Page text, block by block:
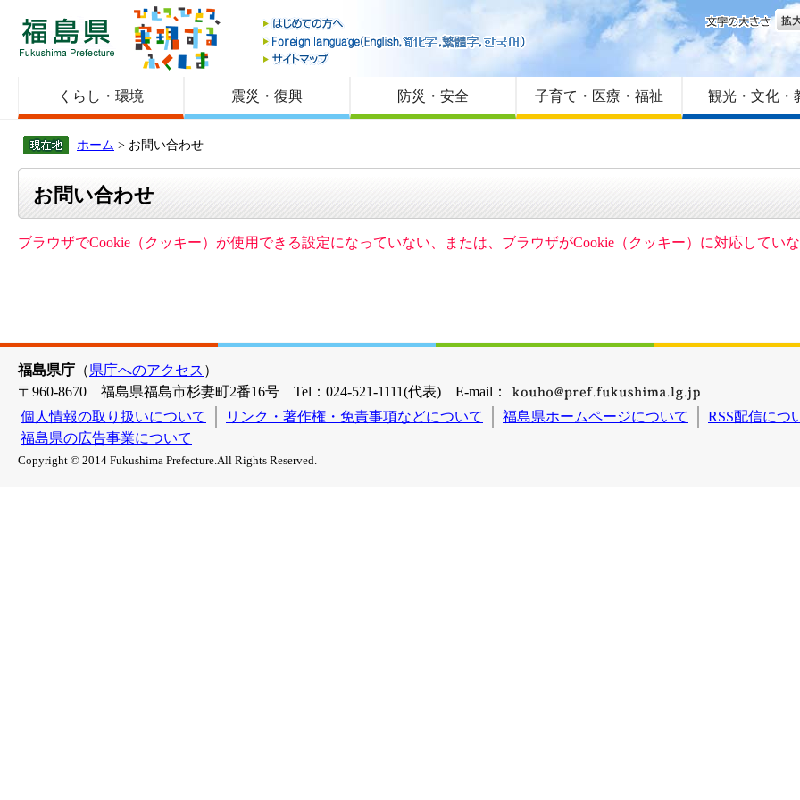
福島県
はじめての方へ
Foreign language
サイトマップ
文字
くらし・環境 震災・復興 防災・安全 子育て・医療・福祉 観光・文化・
ホーム > お問い合わせ
お問い合わせ
ブラウザでCookie（クッキー）が使用できる設定になっていない、または、ブラウザがCookie（クッキー）に対応してい
福島県庁 （県庁へのアクセス ）
〒960-8670 福島県福島市杉妻町2番16号 Tel：024-521-1111(代表) E-mail：
個人情報の取り扱いについて
リンク・著作権・免責事項などについて 福島県ホームページについて
RSS配信につ
福島県の広告事業について
Copyright © 2014 Fukushima Prefecture.All Rights Reserved.